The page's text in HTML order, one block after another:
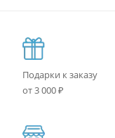
Подарки к заказу
от 3 000 ₽